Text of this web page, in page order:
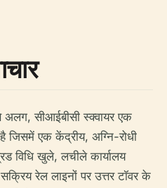
अलग, सीआईबीसी स्क्वायर एक
जिसमें एक केंद्रीय, अग्नि-रोधी
विधि खुले, लचीले कार्यालय
रेल लाइनों पर उत्तर टॉवर के